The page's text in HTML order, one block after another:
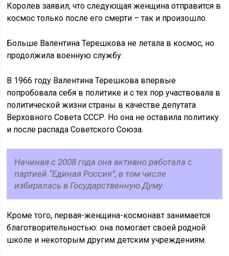
Королев заявил, что следующая женщина отправится в
космос только после его смерти – так и произошло.
Больше Валентина Терешкова не летала в космос, но
продолжила военную службу.
В 1966 году Валентина Терешкова впервые
попробовала себя в политике и с тех пор участвовала в
политической жизни страны в качестве депутата
Верховного Совета СССР. Но она не оставила политику
и после распада Советского Союза.
Начиная с 2008 года она активно работала с
партией “Единая Россия”, в том числе
избиралась в Государственную Думу.
Кроме того, первая-женщина-космонавт занимается
благотворительностью: она помогает своей родной
школе и некоторым другим детским учреждениям.